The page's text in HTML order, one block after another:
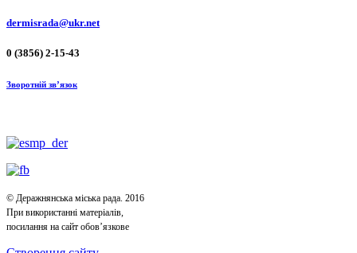
dermisrada@ukr.net
0 (3856) 2-15-43
Зворотній зв’язок
© Деражнянська міська рада. 2016
При використанні матеріалів,
посилання на сайт обов’язкове